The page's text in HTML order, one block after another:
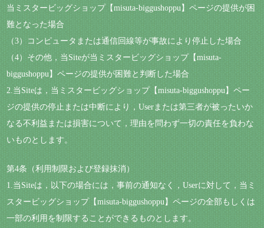
当ミスタービッグショップ【misuta-biggushoppu】ページの提供が困
難となった場合
（3）コンピュータまたは通信回線等が事故により停止した場合
（4）その他，当Siteが当ミスタービッグショップ【misuta-
biggushoppu】ページの提供が困難と判断した場合
2.当Siteは，当ミスタービッグショップ【misuta-biggushoppu】ペー
ジの提供の停止または中断により，Userまたは第三者が被ったいか
なる不利益または損害について，理由を問わず一切の責任を負わな
いものとします。
第4条（利用制限および登録抹消）
1.当Siteは，以下の場合には，事前の通知なく，Userに対して，当ミ
スタービッグショップ【misuta-biggushoppu】ページの全部もしくは
一部の利用を制限することができるものとします。